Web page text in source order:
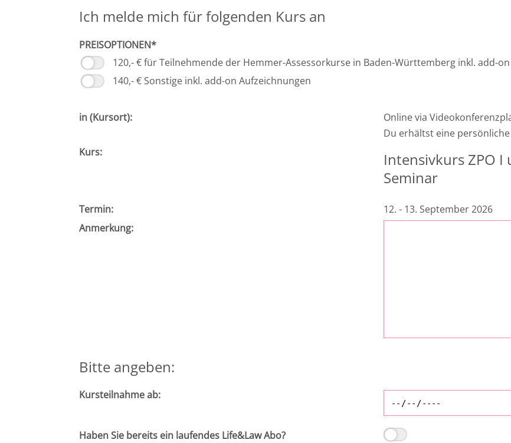
Ich melde mich für folgenden Kurs an
PREISOPTIONEN*
120,- € für Teilnehmende der Hemmer-Assessorkurse in Baden-Württemberg inkl. add-
140,- € Sonstige inkl. add-on Aufzeichnungen
in (Kursort):
Online via
Du erhältst eine
Kurs:
Intensivkurs ZPO I
Seminar
Termin:
12. - 13. September 2026
Anmerkung:
Bitte angeben:
Kursteilnahme ab:
Haben Sie bereits ein laufendes Life&Law Abo?